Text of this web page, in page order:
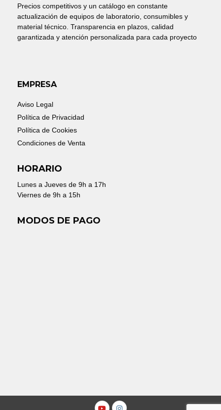
Precios competitivos y un catálogo en constante
actualización de equipos de laboratorio, consumibles y
material técnico. Transparencia en plazos, calidad
garantizada y atención personalizada para cada proyecto
EMPRESA
Aviso Legal
Política de Privacidad
Política de Cookies
Condiciones de Venta
HORARIO
Lunes a Jueves de 9h a 17h
Viernes de 9h a 15h
MODOS DE PAGO
Youtube
Instagram